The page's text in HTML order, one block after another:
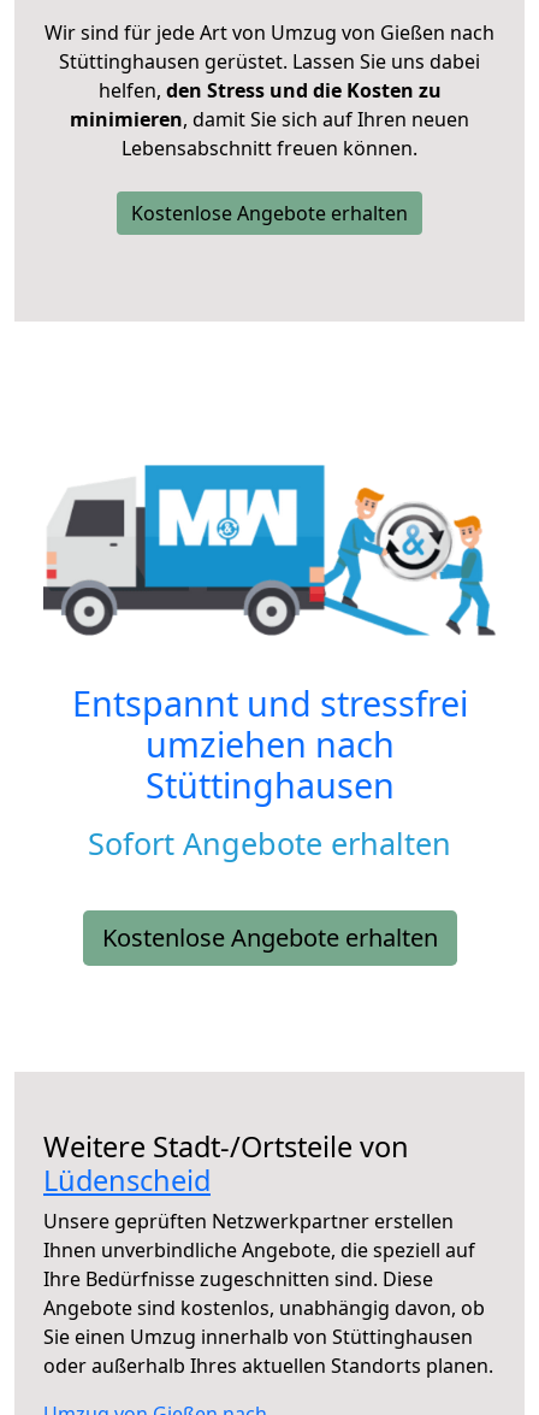
Wir sind für jede Art von Umzug von Gießen nach
Stüttinghausen gerüstet. Lassen Sie uns dabei
helfen, den Stress und die Kosten zu
minimieren, damit Sie sich auf Ihren neuen
Lebensabschnitt freuen können.
Kostenlose Angebote erhalten
Entspannt und stressfrei
umziehen nach
Stüttinghausen
Sofort Angebote erhalten
Kostenlose Angebote erhalten
Weitere Stadt-/Ortsteile von
Lüdenscheid
Unsere geprüften Netzwerkpartner erstellen
Ihnen unverbindliche Angebote, die speziell auf
Ihre Bedürfnisse zugeschnitten sind. Diese
Angebote sind kostenlos, unabhängig davon, ob
Sie einen Umzug innerhalb von Stüttinghausen
oder außerhalb Ihres aktuellen Standorts planen.